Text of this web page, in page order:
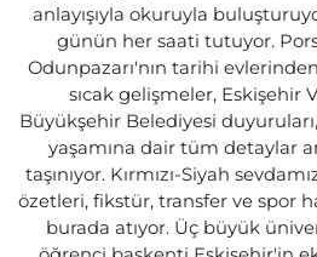
anlayışıyla okuruyla
günün her saati tutuyor.
Odunpazarı'nın tarihi
sıcak gelişmeler, Eskişehir
Büyükşehir Belediyesi
yaşamına dair tüm detaylar
taşınıyor. Kırmızı-Siyah
özetleri, fikstür, transfer ve spor
burada atıyor. Üç büyük